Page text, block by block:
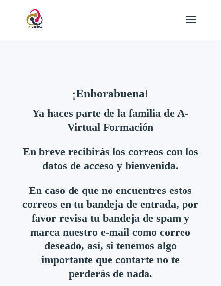
¡Enhorabuena!
Ya haces parte de la familia de A-
Virtual Formación
En breve recibirás los correos con los
datos de acceso y bienvenida.
En caso de que no encuentres estos
correos en tu bandeja de entrada, por
favor revisa tu bandeja de spam y
marca nuestro e-mail como correo
deseado, así, si tenemos algo
importante que contarte no te
perderás de nada.